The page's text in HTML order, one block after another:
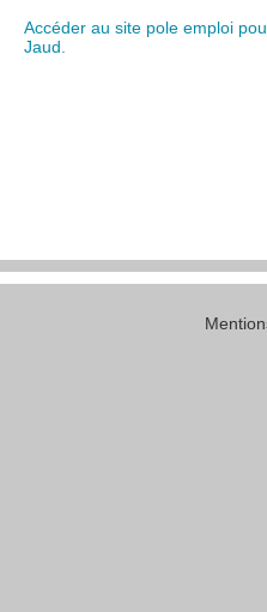
Accéder au site pole emploi
Jaud.